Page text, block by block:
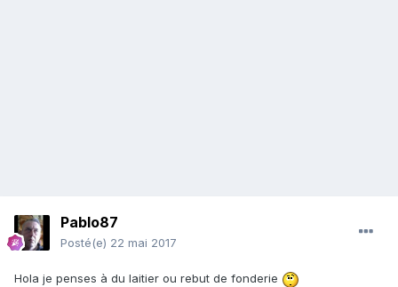
Pablo87
Posté(e) 22 mai 2017
Hola je penses à du laitier ou rebut de fonderie